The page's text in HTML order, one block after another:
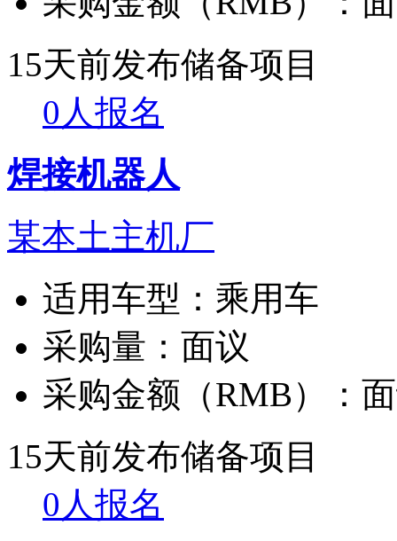
15天前发布储备项目
0人报名
焊接机器人
某本土主机厂
适用车型： 乘用车
采购量： 面议
采购金额（RMB）：
15天前发布储备项目
0人报名